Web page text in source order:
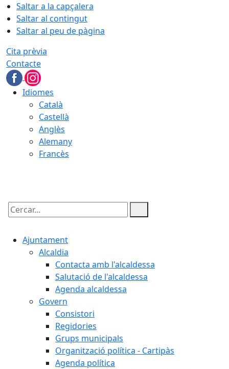
Saltar a la capçalera
Saltar al contingut
Saltar al peu de pàgina
Cita prèvia
Contacte
Idiomes
Català
Castellà
Anglès
Alemany
Francès
Cercar:
Ajuntament
Alcaldia
Contacta amb l'alcaldessa
Salutació de l'alcaldessa
Agenda alcaldessa
Govern
Consistori
Regidories
Grups municipals
Organització política - Cartipàs
Agenda política